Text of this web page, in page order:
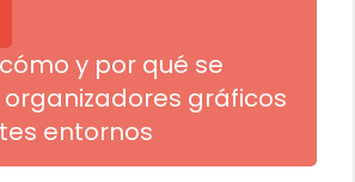
y por qué se
organizadores gráficos
entornos